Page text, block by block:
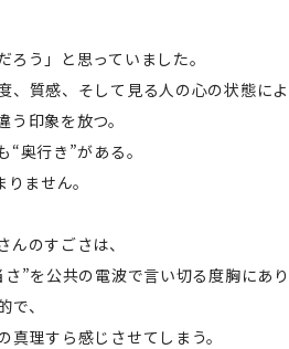
ろう」と思っていました。
、質感、そして見る人の心の状態によ
印象を放つ。
“奥行き”がある。
ません。
んのすごさは、
”を公共の電波で言い切る度胸にあり
、
真理すら感じさせてしまう。